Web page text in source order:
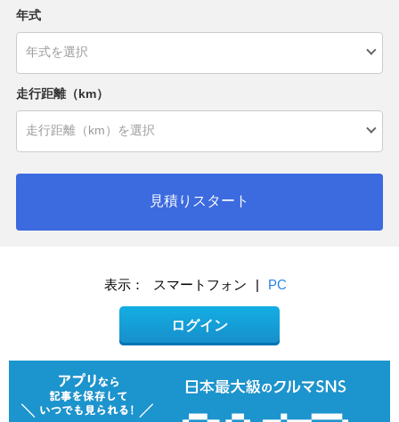
年式
走行距離（km）
見積りスタート
表示： スマートフォン | PC
ログイン